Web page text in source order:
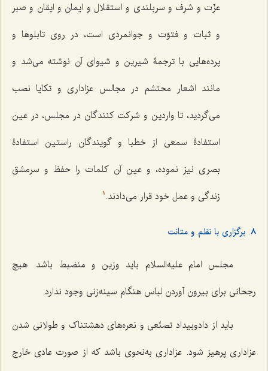
عزّت و شرف و سربلندى و استقلال و ایمان و ایقان و صبر
و ثبات و فتوّت و جوانمردى است، در روى تابلوها و
پرده‌هایى با ترجمۀ شیرین و شیواى آن نوشته مى‌شد و
مانند اشعار محتشم در مجالس عزادارى و تكایا نصب
مى‌گردید، تا واردین و شركت كنندگان در مجلس، در عین
استفادۀ سمعى از خطبا و گویندگان راستین استفادۀ
بصرى نیز نموده، و عین آن كلمات را حفظ و سرمشق
زندگى و عمل خود قرار مى‌دادند. 1
8. برگزاری با نظم و متانت
مجلس امام علیه‌السلام باید وزین و منضبط باشد. هیچ
رجحانی برای بیرون آوردن لباس هنگام سینه‌زنی وجود ندارد.
باید از دادوبیداد تصنّعی و نعره‌های دهشتناک و طولانی شدن
عزاداری پرهیز شود. عزاداری به‌نحوی باشد که از صورت عادی خارج